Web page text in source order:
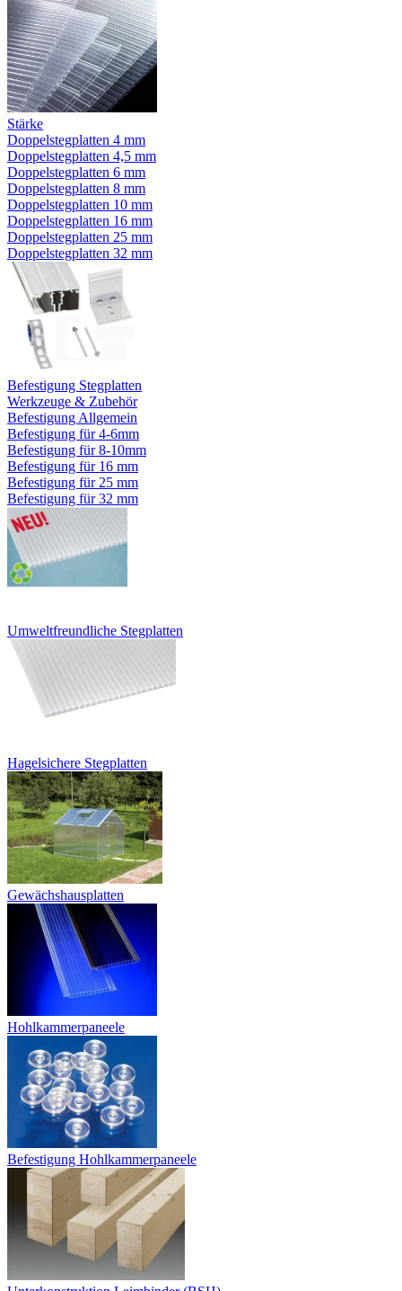
Stärke
Doppelstegplatten 4 mm
Doppelstegplatten 4,5 mm
Doppelstegplatten 6 mm
Doppelstegplatten 8 mm
Doppelstegplatten 10 mm
Doppelstegplatten 16 mm
Doppelstegplatten 25 mm
Doppelstegplatten 32 mm
Befestigung Stegplatten
Werkzeuge & Zubehör
Befestigung Allgemein
Befestigung für 4-6mm
Befestigung für 8-10mm
Befestigung für 16 mm
Befestigung für 25 mm
Befestigung für 32 mm
Umweltfreundliche Stegplatten
Hagelsichere Stegplatten
Gewächshausplatten
Hohlkammerpaneele
Befestigung Hohlkammerpaneele